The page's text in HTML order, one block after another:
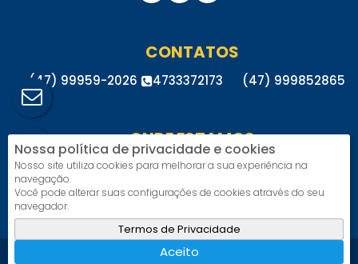
Nossa política de privacidade e cookies
Nosso site utiliza cookies para melhorar a sua experiência na
navegação.
Você pode alterar suas configurações de cookies através do seu
navegador.
Termos de Privacidade
Aceito
CONTATOS
(47) 99959-2026 4733372173 (47) 999852865
ONDE ESTAMOS
Rua Erich Belz,72, Itoupava Central,Blumenau
CRECI: 7076
Facilitado porApresenta.me